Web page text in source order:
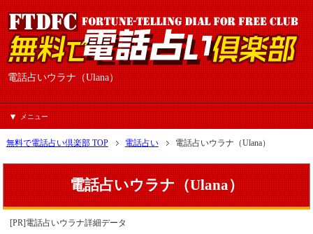
電話占いウラナ（Ulana）
メニュー
無料で電話占い倶楽部 TOP 電話占い 電話占いウラナ（Ulana）
電話占いウラナ（Ulana）
[PR]電話占いウラナ詳細データ